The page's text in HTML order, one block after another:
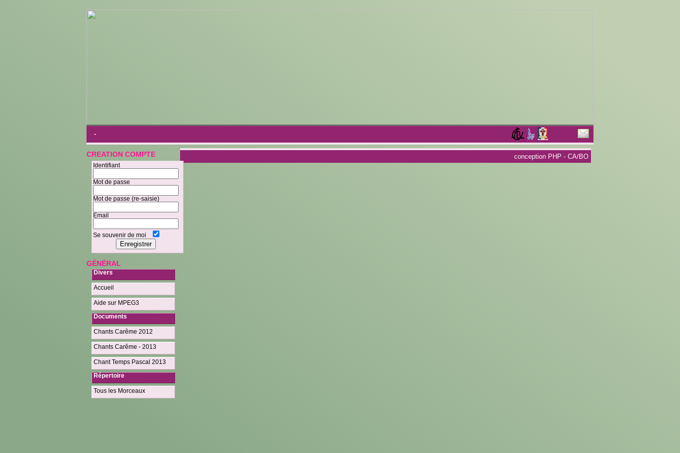
-
CREATION COMPTE
Identifiant
Mot de passe
Mot de passe (re-saisie)
Email
Se souvenir de moi
GÉNÉRAL
Divers
Accueil
Aide sur MPEG3
Documents
Chants Carême 2012
Chants Carême - 2013
Chant Temps Pascal 2013
Répertoire
Tous les Morceaux
conception PHP - CA/BO